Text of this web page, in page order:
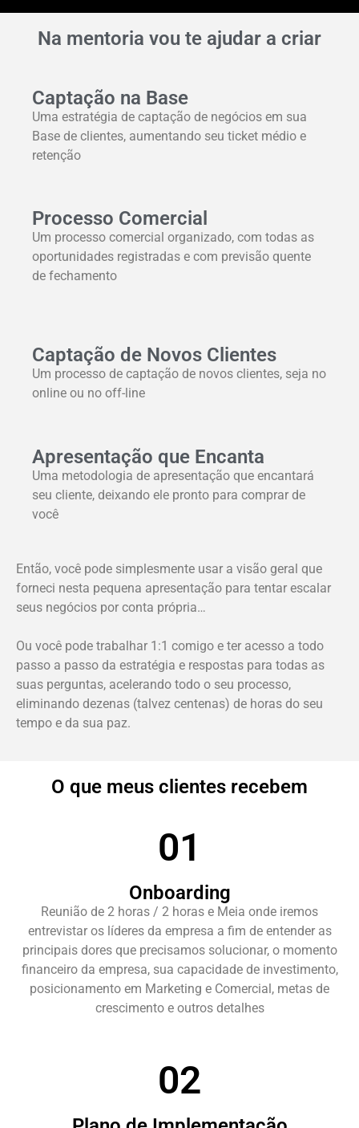
Na mentoria vou te ajudar a criar
Captação na Base
Uma estratégia de captação de negócios em sua
Base de clientes, aumentando seu ticket médio e
retenção
Processo Comercial
Um processo comercial organizado, com todas as
oportunidades registradas e com previsão quente
de fechamento
Captação de Novos Clientes
Um processo de captação de novos clientes, seja no
online ou no off-line
Apresentação que Encanta
Uma metodologia de apresentação que encantará
seu cliente, deixando ele pronto para comprar de
você
Então, você pode simplesmente usar a visão geral que
forneci nesta pequena apresentação para tentar escalar
seus negócios por conta própria…
Ou você pode trabalhar 1:1 comigo e ter acesso a todo
passo a passo da estratégia e respostas para todas as
suas perguntas, acelerando todo o seu processo,
eliminando dezenas (talvez centenas) de horas do seu
tempo e da sua paz.
O que meus clientes recebem
01
Onboarding
Reunião de 2 horas / 2 horas e Meia onde iremos
entrevistar os líderes da empresa a fim de entender as
principais dores que precisamos solucionar, o momento
financeiro da empresa, sua capacidade de investimento,
posicionamento em Marketing e Comercial, metas de
crescimento e outros detalhes
02